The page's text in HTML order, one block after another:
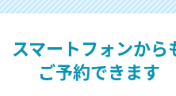
スマートフォンから
ご予約できます